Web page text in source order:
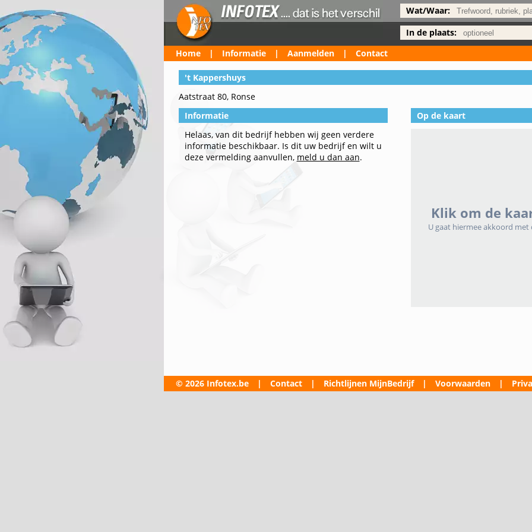
Wat/Waar:
In de plaats:
Home
| Informatie | Aanmelden | Contact
't Kappershuys
Aatstraat 80, Ronse
Informatie
Helaas, van dit bedrijf hebben wij geen verdere
informatie beschikbaar. Is dit uw bedrijf en wilt u
deze vermelding aanvullen, meld u dan aan.
Op de kaart
Klik om de
U gaat hiermee akkoord met
© 2026 Infotex.be | Contact | Richtlijnen MijnBedrijf | Voorwaarden |